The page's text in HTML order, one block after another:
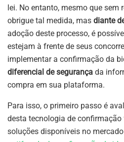
lei. No entanto, mesmo que sem
obrigue tal medida, mas diante
adoção deste processo, é
estejam à frente de seus
implementar a confirmação da
diferencial de segurança da
compra em sua plataforma.
Para isso, o primeiro passo é
desta tecnologia de
soluções disponíveis no